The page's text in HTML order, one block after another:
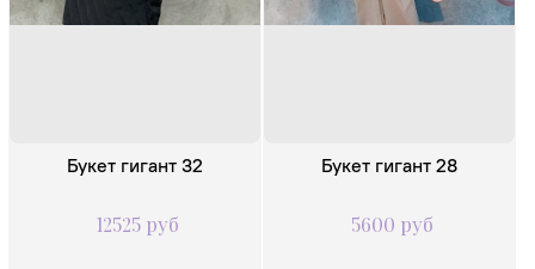
Букет гигант 32
12525 руб
Букет гигант 28
5600 руб